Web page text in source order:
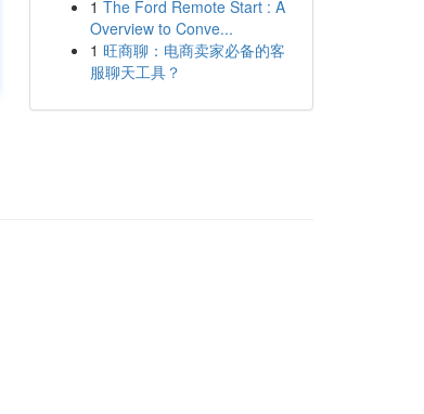
1 The Ford Remote Start : A
Overview to Conve...
1 旺商聊：电商卖家必备的客
服聊天工具？